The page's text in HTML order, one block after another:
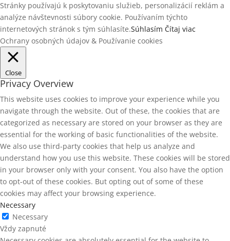
Stránky používajú k poskytovaniu služieb, personalizácií reklám a
analýze návštevnosti súbory cookie. Používaním týchto
internetových stránok s tým súhlasíte.Súhlasím Čítaj viac
Ochrany osobných údajov & Používanie cookies
Close
Privacy Overview
This website uses cookies to improve your experience while you
navigate through the website. Out of these, the cookies that are
categorized as necessary are stored on your browser as they are
essential for the working of basic functionalities of the website.
We also use third-party cookies that help us analyze and
understand how you use this website. These cookies will be stored
in your browser only with your consent. You also have the option
to opt-out of these cookies. But opting out of some of these
cookies may affect your browsing experience.
Necessary
Necessary
Vždy zapnuté